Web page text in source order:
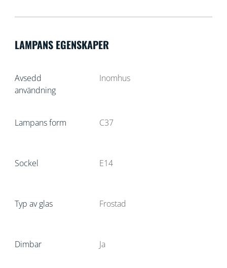
LAMPANS EGENSKAPER
Avsedd
användning
Inomhus
Lampans form C37
Sockel E14
Typ av glas Frostad
Dimbar Ja